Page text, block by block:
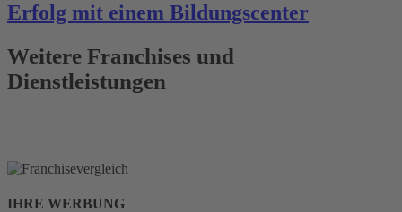
Erfolg mit einem Bildungscenter
Weitere Franchises und
Dienstleistungen
IHRE WERBUNG